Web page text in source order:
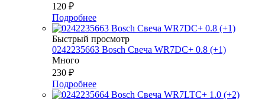
120 ₽
Подробнее
Быстрый просмотр
0242235663 Bosch Свеча WR7DC+ 0.8 (+1)
Много
230 ₽
Подробнее